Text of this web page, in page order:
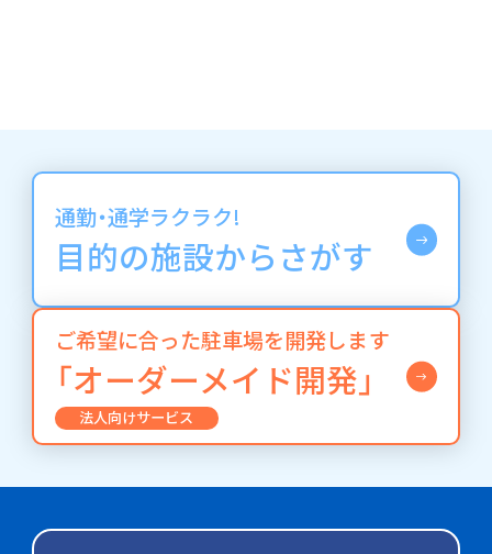
通勤・通学ラクラク!
目的の施設からさがす
ご希望に合った駐車場を開発します
「オーダーメイド開発」
法人向けサービス